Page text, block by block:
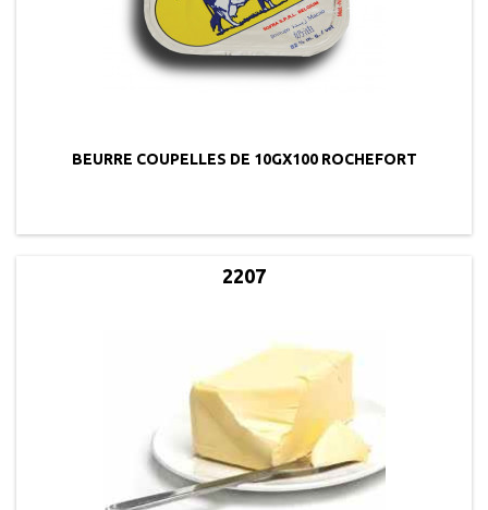
BEURRE COUPELLES DE 10GX100 ROCHEFORT
2207